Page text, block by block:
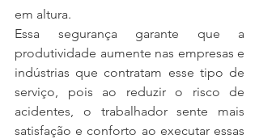
em altura.
Essa segurança garante que a
produtividade aumente nas empresas e
indústrias que contratam esse tipo de
serviço, pois ao reduzir o risco de
acidentes, o trabalhador sente mais
satisfação e conforto ao executar essas